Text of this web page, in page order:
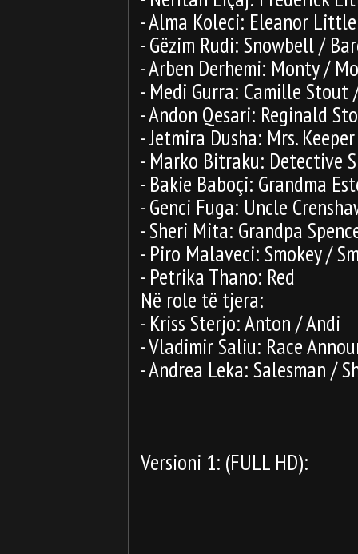
- Alma Koleci: Eleanor
- Gëzim Rudi: Snowbell /
- Arben Derhemi: Monty /
- Medi Gurra: Camille
- Andon Qesari: Reginald
- Jetmira Dusha: Mrs.
- Marko Bitraku: Detective
- Bakie Baboçi: Grandma
- Genci Fuga: Uncle
- Sheri Mita: Grandpa
- Piro Malaveci: Smokey /
- Petrika Thano: Red
Në role të tjera:
- Kriss Sterjo: Anton / Andi
- Vladimir Saliu: Race
- Andrea Leka: Salesman /
Versioni 1: (FULL HD):